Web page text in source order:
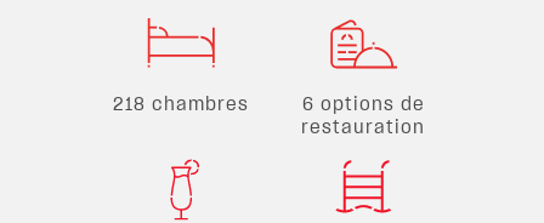
218 chambres
6 options de
restauration